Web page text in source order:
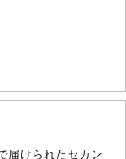
届けられたセカン